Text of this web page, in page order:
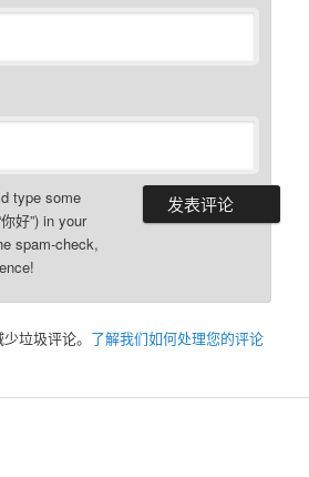
type some
好”) in your
spam-check,
垃圾评论。 了解我们如何处理您的评论